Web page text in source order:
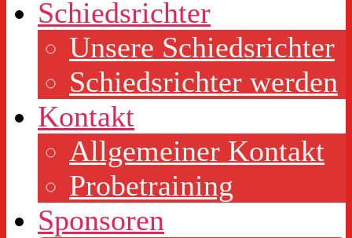
Schiedsrichter
Unsere Schiedsrichter
Schiedsrichter werden
Kontakt
Allgemeiner Kontakt
Probetraining
Sponsoren